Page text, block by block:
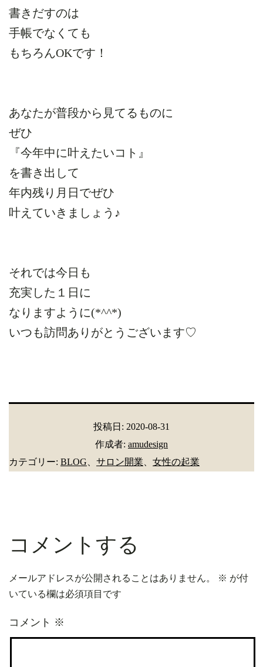
書きだすのは
手帳でなくても
もちろんOKです！
あなたが普段から見てるものに
ぜひ
『今年中に叶えたいコト』
を書き出して
年内残り月日でぜひ
叶えていきましょう♪
それでは今日も
充実した１日に
なりますように(*^^*)
いつも訪問ありがとうございます♡
投稿日: 2020-08-31
作成者: amudesign
カテゴリー: BLOG サロン開業 女性の起業
コメントする
メールアドレスが公開されることはありません。 ※ が付
いている欄は必須項目です
コメント ※